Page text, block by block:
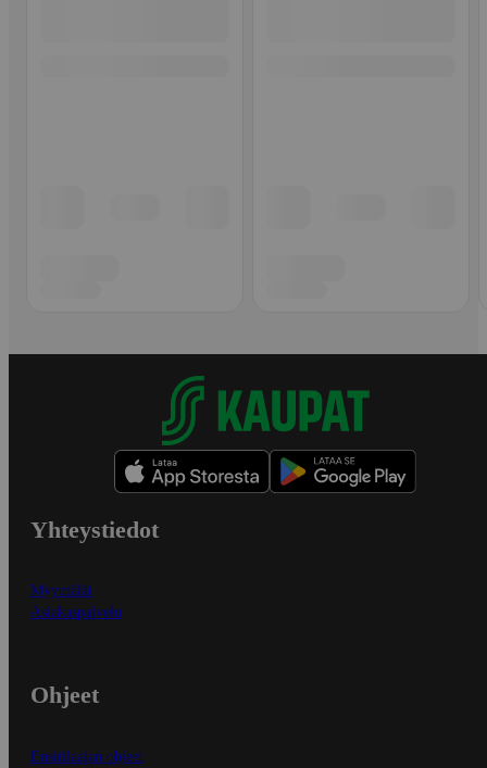
Yhteystiedot
Myymälät
Asiakaspalvelu
Ohjeet
Ensitilaajan ohjeet